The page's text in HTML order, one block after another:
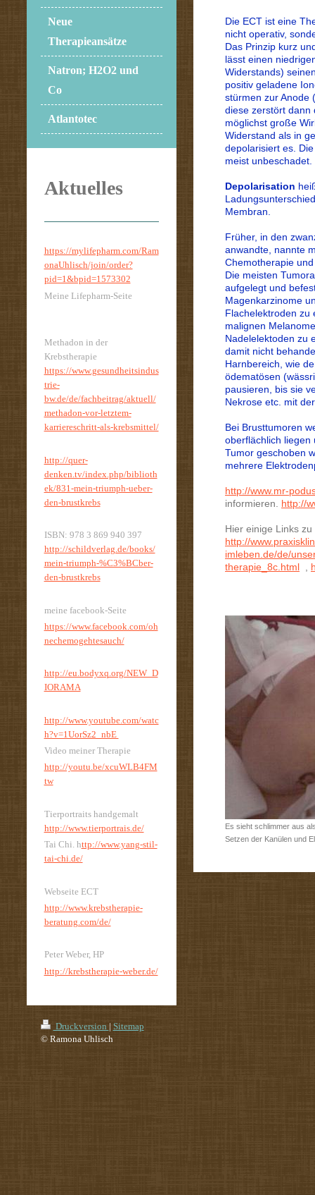
Die ECT ist eine
nicht operativ,
Das Prinzip kurz
lässt einen
Widerstands)
positiv geladene
stürmen zur Anode
diese zerstört dann
möglichst große
Widerstand als in
depolarisiert es.
meist unbeschadet.
Depolarisation
Membran.
Früher, in den
anwandte, nannte
Chemotherapie
Die meisten
aufgelegt und
Magenkarzinome
Flachelektroden zu
malignen
Nadelelektoden zu
damit nicht
Harnbereich, wie
ödematösen
pausieren, bis sie
Nekrose etc. mit
Bei Brusttumoren
oberflächlich liegen
Tumor geschoben
mehrere
http://www.mr-
informieren. http://
Hier einige Links
http://
imleben.de/de/
therapie_8c.html
Es sieht schlimmer aus
Setzen der Kanülen und
Neue
Therapieansätze
Natron; H2O2 und
Co
Atlantotec
Aktuelles
https://mylifepharm.com/Ram
onaUhlisch/join/order?
pid=1&bpid=1573302
Meine Lifepharm-Seite
Methadon in der
Krebstherapie
https://www.gesundheitsindus
trie-
bw.de/de/fachbeitrag/aktuell/
methadon-vor-letztem-
karriereschritt-als-krebsmittel/
http://quer-
denken.tv/index.php/biblioth
ek/831-mein-triumph-ueber-
den-brustkrebs
ISBN: 978 3 869 940 397
http://schildverlag.de/books/
mein-triumph-%C3%BCber-
den-brustkrebs
meine facebook-Seite
https://www.facebook.com/oh
nechemogehtesauch/
http://eu.bodyxq.org/NEW_D
IORAMA
http://www.youtube.com/watc
h?v=1UorSz2_nbE
Video meiner Therapie
http://youtu.be/xcuWLB4FM
tw
Tierportraits handgemalt
http://www.tierportrais.de/
Tai Chi. http://www.yang-stil-
tai-chi.de/
Webseite ECT
http://www.krebstherapie-
beratung.com/de/
Peter Weber, HP
http://krebstherapie-weber.de/
Druckversion | Sitemap
© Ramona Uhlisch